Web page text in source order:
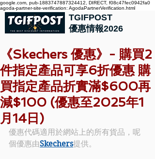
google.com, pub-1883747887324412, DIRECT, f08c47fec0942fa0
agoda-partner-site-verification: AgodaPartnerVerification.html
TGIFPOST
優惠情報2026
《Skechers 優惠》- 購買2
件指定產品可享6折優惠 購
買指定產品折實滿$600再
減$100 (優惠至2025年1
月14日)
優惠代碼適用於網站上的所有貨品，呢
個優惠由Skechers提供。